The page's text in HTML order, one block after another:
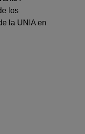
los
la UNIA en